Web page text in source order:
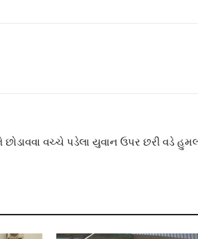
છોડાવવા વચ્ચે પડેલા યુવાન ઉપર છરી વડે